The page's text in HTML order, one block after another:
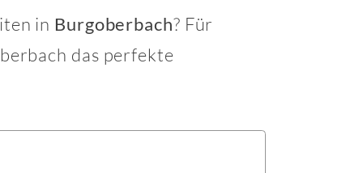
in Burgoberbach? Für
das perfekte